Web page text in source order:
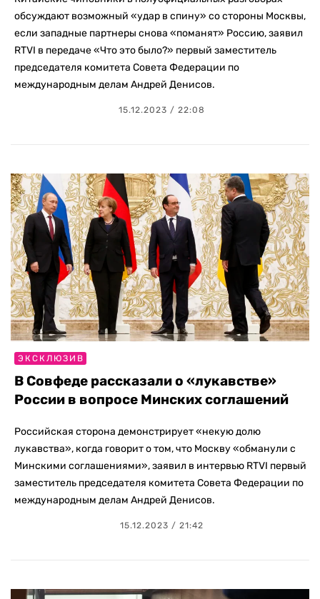
обсуждают возможный «удар в спину» со стороны Москвы,
если западные партнеры снова «поманят» Россию, заявил
RTVI в передаче «Что это было?» первый заместитель
председателя комитета Совета Федерации по
международным делам Андрей Денисов.
15.12.2023 / 22:08
ЭКСКЛЮЗИВ
В Совфеде рассказали о «лукавстве»
России в вопросе Минских соглашений
Российская сторона демонстрирует «некую долю
лукавства», когда говорит о том, что Москву «обманули с
Минскими соглашениями», заявил в интервью RTVI первый
заместитель председателя комитета Совета Федерации по
международным делам Андрей Денисов.
15.12.2023 / 21:42